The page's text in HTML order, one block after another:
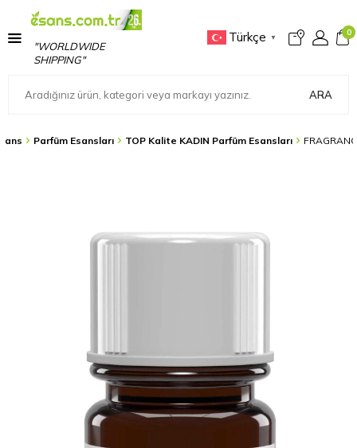
"WORLDWIDE
SHIPPING"
Türkçe ▼
0
ARA
Parfüm Esansları TOP Kalite KADIN Parfüm Esansları